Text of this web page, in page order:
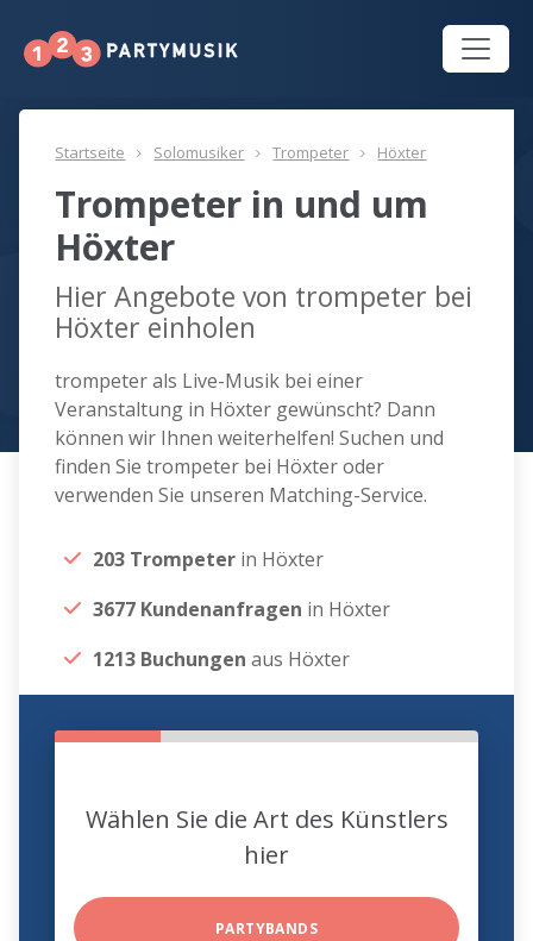
Startseite Solomusiker Trompeter Höxter
Trompeter in und um
Höxter
Hier Angebote von trompeter bei
Höxter einholen
trompeter als Live-Musik bei einer
Veranstaltung in Höxter gewünscht? Dann
können wir Ihnen weiterhelfen! Suchen und
finden Sie trompeter bei Höxter oder
verwenden Sie unseren Matching-Service.
203 Trompeter in Höxter
3677 Kundenanfragen in Höxter
1213 Buchungen aus Höxter
Wählen Sie die Art des Künstlers
hier
PARTYBANDS